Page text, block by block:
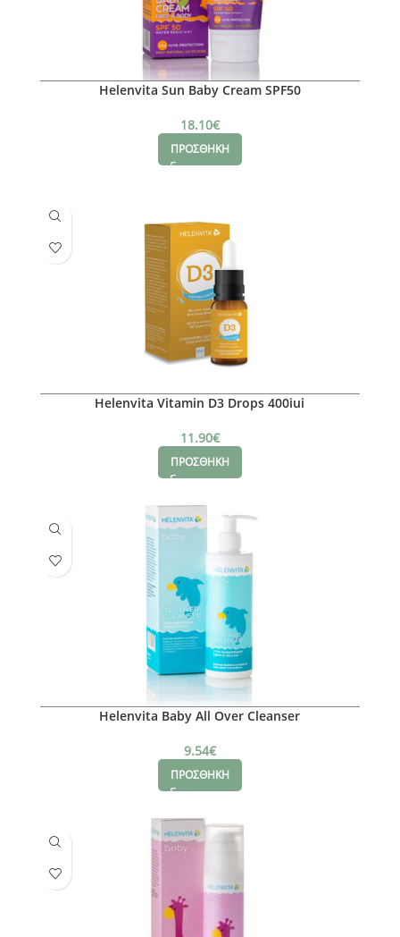
Helenvita Sun Baby Cream SPF50
18.10€
ΠΡΟΣΘΗΚΗ
Helenvita Vitamin D3 Drops 400iui
11.90€
ΠΡΟΣΘΗΚΗ
Helenvita Baby All Over Cleanser
9.54€
ΠΡΟΣΘΗΚΗ